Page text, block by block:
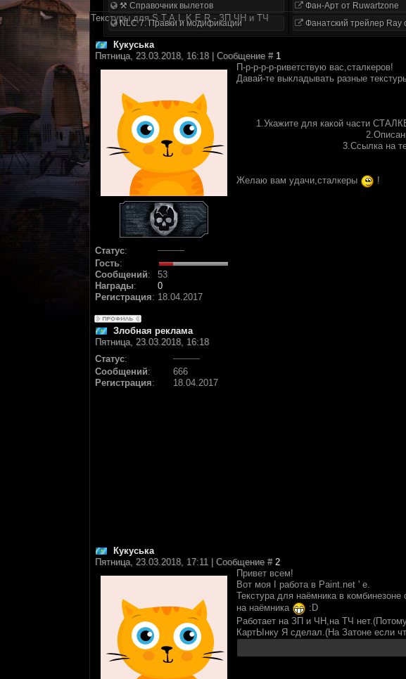
⚒ Справочник вылетов
NLC 7. Правки и модификации
Фан-Арт от Ruwartzone
Фанатский трейлер Ray
Текстуры для S.T.A.L.K.E.R - ЗП,ЧН и ТЧ
Кукуська
Пятница, 23.03.2018, 16:18 | Сообщение # 1
Статус:
Гость:
Сообщений:
53
Награды:
0
Регистрация: 18.04.2017
П-р-р-р-р-риветствую вас,сталкеров!
Давай-те выкладывать разные
1.Укажите для какой части
3.Ссылка на
Желаю вам удачи,сталкеры !
Злобная реклама
Пятница, 23.03.2018, 16:18
Статус:
Сообщений:
666
Регистрация: 18.04.2017
Кукуська
Пятница, 23.03.2018, 17:11 | Сообщение # 2
Привет всем!
Вот моя I работа в Paint.net ' e.
Текстура для наёмника в
на наёмника
:D
Работает на ЗП и ЧН,на ТЧ
КартЫнку Я сделал.(На Затоне